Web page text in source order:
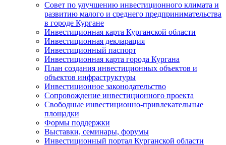
Совет по улучшению инвестиционного климата и
развитию малого и среднего предпринимательства
в городе Кургане
Инвестиционная карта Курганской области
Инвестиционная декларация
Инвестиционный паспорт
Инвестиционная карта города Кургана
План создания инвестиционных объектов и
объектов инфраструктуры
Инвестиционное законодательство
Сопровождение инвестиционного проекта
Свободные инвестиционно-привлекательные
площадки
Формы поддержки
Выставки, семинары, форумы
Инвестиционный портал Курганской области